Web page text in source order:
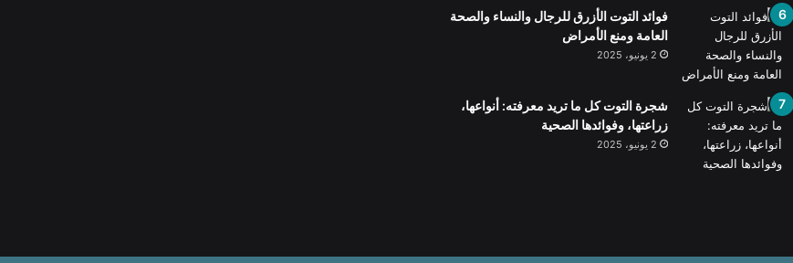
فوائد التوت الأزرق للرجال والنساء والصحة
العامة ومنع الأمراض
2 يونيو، 2025
شجرة التوت كل ما تريد معرفته: أنواعها،
زراعتها، وفوائدها الصحية
2 يونيو، 2025